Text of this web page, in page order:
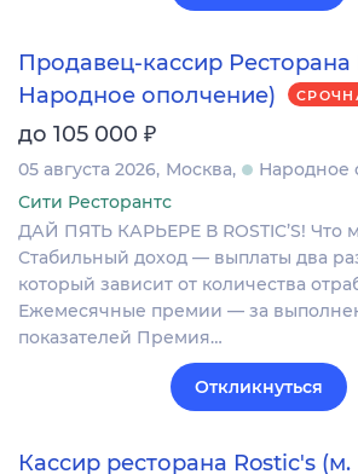
Продавец-кассир Ресторана
Народное ополчение)
до 105 000 ₽
05 августа 2026 Москва
Народное
Сити Ресторантс
ДАЙ ПЯТЬ КАРЬЕРЕ В ROSTIC’S! Что
Стабильный доход — выплаты два
который зависит от количества
Ежемесячные премии — за
показателей Премия…
Откликнуться
Кассир ресторана Rostic's